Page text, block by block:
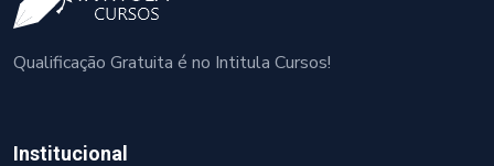
Qualificação Gratuita é no Intitula Cursos!
Institucional